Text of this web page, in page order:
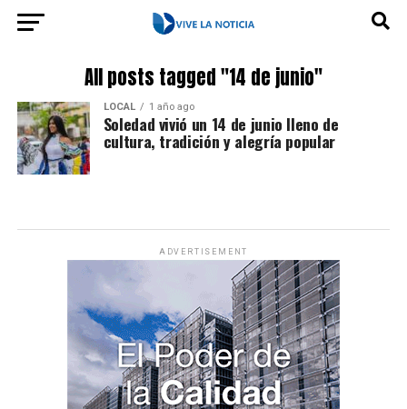
All posts tagged "14 de junio"
LOCAL 1 año ago
Soledad vivió un 14 de junio lleno de
cultura, tradición y alegría popular
ADVERTISEMENT